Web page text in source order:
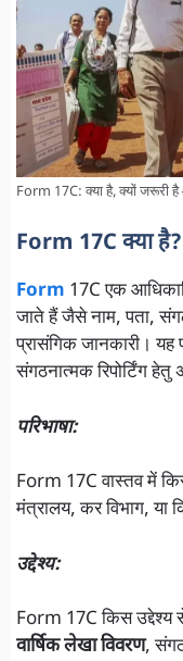
Form 17C: क्या है, क्यों जरूरी
Form 17C क्या है?
Form 17C एक
जाते हैं जैसे नाम, पता,
प्रासंगिक जानकारी। यह
संगठनात्मक रिपोर्टिंग
परिभाषा:
Form 17C वास्तव में
मंत्रालय, कर विभाग, या
उद्देश्य:
Form 17C किस उद्देश्य
वार्षिक लेखा विवरण,